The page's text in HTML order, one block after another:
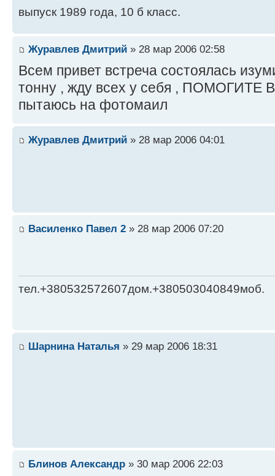
выпуск 1989 года, 10 б класс.
Журавлев Дмитрий » 28 мар 2006 02:58
Всем привет встреча состоялась
тонну , жду всех у себя ,
пытаюсь на фотомаил
Журавлев Дмитрий » 28 мар 2006 04:01
Василенко Павел 2 » 28 мар 2006 07:20
тел.+380532572607дом.+380503040849моб.
Шарнина Наталья » 29 мар 2006 18:31
Блинов Александр » 30 мар 2006 22:03